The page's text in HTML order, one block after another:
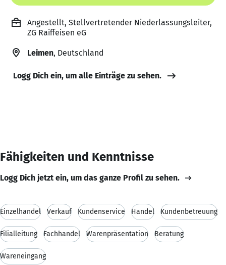
Angestellt, Stellvertretender Niederlassungsleiter,
ZG Raiffeisen eG
Leimen, Deutschland
Logg Dich ein, um alle Einträge zu sehen.
Fähigkeiten und Kenntnisse
Logg Dich jetzt ein, um das ganze Profil zu sehen.
Einzelhandel Verkauf Kundenservice Handel Kundenbetreuung
Filialleitung Fachhandel Warenpräsentation Beratung
Wareneingang